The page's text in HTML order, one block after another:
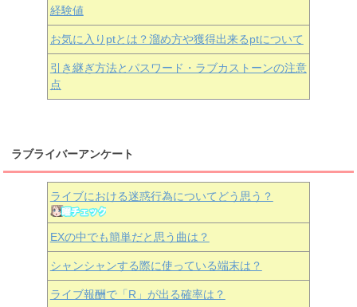
経験値
お気に入りptとは？溜め方や獲得出来るptについて
引き継ぎ方法とパスワード・ラブカストーンの注意
点
ラブライバーアンケート
ライブにおける迷惑行為についてどう思う？
EXの中でも簡単だと思う曲は？
シャンシャンする際に使っている端末は？
ライブ報酬で「R」が出る確率は？